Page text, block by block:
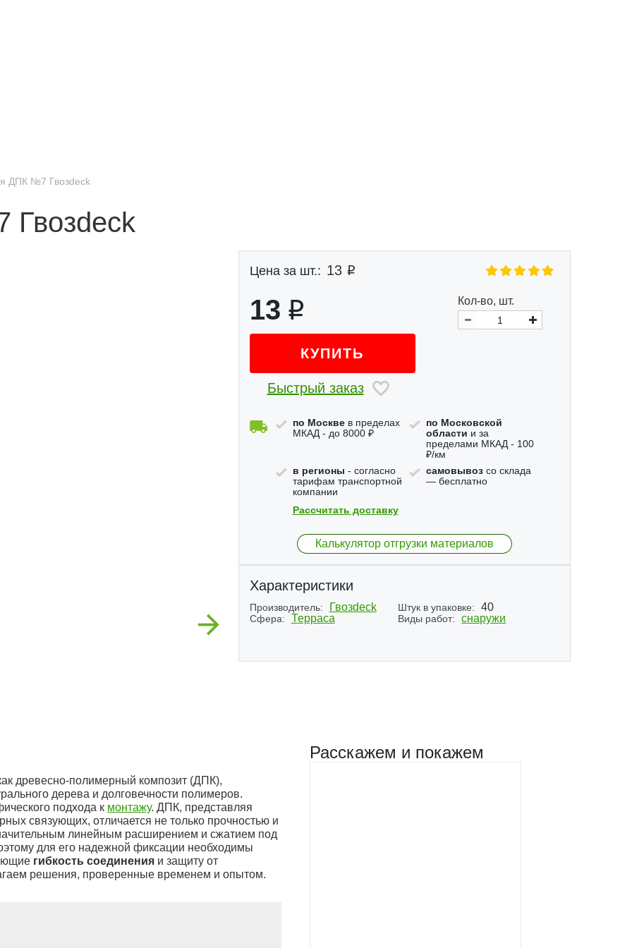
ДПК №7 Гвозdeck
Next
Цена за шт.: 13
13
КУПИТЬ
Быстрый заказ
Кол-во, шт.
по Москвев пределах
МКАД - до 8000 ₽
по Московской
области и за
пределами МКАД - 100
₽/км
в регионы - согласно
тарифам транспортной
компании
самовывозсо склада
— бесплатно
Рассчитать доставку
Калькулятор отгрузки материалов
Характеристики
Производитель: Гвозdeck Штук в упаковке: 40
Сфера: Терраса Виды работ: снаружи
древесно-полимерный композит (ДПК),
дерева и долговечности полимеров.
подхода к монтажу. ДПК, представляя
связующих, отличается не только прочностью и
линейным расширением и сжатием под
для его надежной фиксации необходимы
гибкость соединения и защиту от
решения, проверенные временем и опытом.
Расскажем и покажем